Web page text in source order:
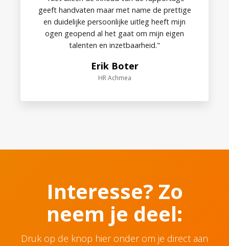
geeft handvaten maar met name de prettige
en duidelijke persoonlijke uitleg heeft mijn
ogen geopend al het gaat om mijn eigen
talenten en inzetbaarheid."
Erik Boter
HR Achmea
Interesse? Zo
neem je deel:
Druk op de knop hier onder om je direct aan